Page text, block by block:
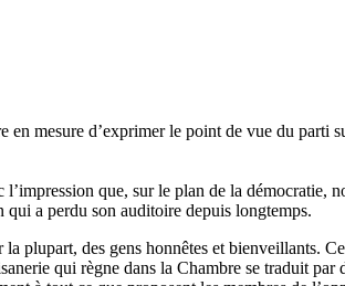
mesure d’exprimer le point de vue du parti
que, sur le plan de la
qui a perdu son auditoire depuis longtemps.
plupart, des gens honnêtes et bienveillants.
qui règne dans la Chambre se traduit